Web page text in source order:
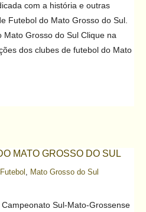
com a história e outras
Futebol do Mato Grosso do Sul.
Grosso do Sul Clique na
dos clubes de futebol do Mato
MATO GROSSO DO SUL
, Mato Grosso do Sul
Sul-Mato-Grossense